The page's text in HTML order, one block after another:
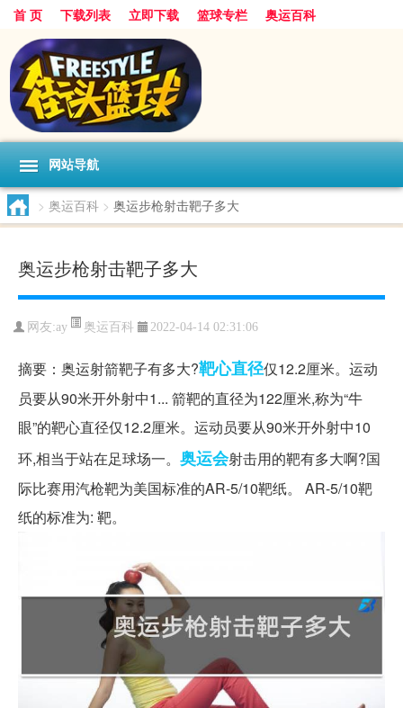
首 页 下载列表 立即下载 篮球专栏 奥运百科
网站导航
> 奥运百科 > 奥运步枪射击靶子多大
奥运步枪射击靶子多大
网友:ay 奥运百科 2022-04-14 02:31:06
摘要：奥运射箭靶子有多大?靶心直径仅12.2厘米。运动
员要从90米开外射中1... 箭靶的直径为122厘米,称为“牛
眼”的靶心直径仅12.2厘米。运动员要从90米开外射中10
环,相当于站在足球场一。 奥运会射击用的靶有多大啊?国
际比赛用汽枪靶为美国标准的AR-5/10靶纸。 AR-5/10靶
纸的标准为: 靶。